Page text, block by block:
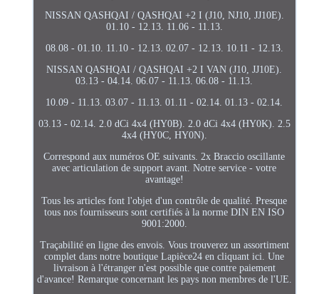
NISSAN QASHQAI / QASHQAI +2 I (J10, NJ10, JJ10E).
01.10 - 12.13. 11.06 - 11.13.
08.08 - 01.10. 11.10 - 12.13. 02.07 - 12.13. 10.11 - 12.13.
NISSAN QASHQAI / QASHQAI +2 I VAN (J10, JJ10E).
03.13 - 04.14. 06.07 - 11.13. 06.08 - 11.13.
10.09 - 11.13. 03.07 - 11.13. 01.11 - 02.14. 01.13 - 02.14.
03.13 - 02.14. 2.0 dCi 4x4 (HY0B). 2.0 dCi 4x4 (HY0K). 2.5
4x4 (HY0C, HY0N).
Correspond aux numéros OE suivants. 2x Braccio oscillante
avec articulation de support avant. Notre service - votre
avantage!
Tous les articles font l'objet d'un contrôle de qualité. Presque
tous nos fournisseurs sont certifiés à la norme DIN EN ISO
9001:2000.
Traçabilité en ligne des envois. Vous trouverez un assortiment
complet dans notre boutique Lapièce24 en cliquant ici. Une
livraison à l'étranger n'est possible que contre paiement
d'avance! Remarque concernant les pays non membres de l'UE.